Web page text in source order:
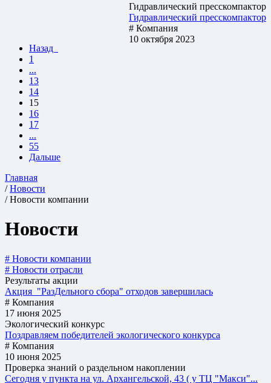
Гидравлический пресскомпактор
Гидравлический пресскомпактор
# Компания
10 октября 2023
Назад
1
...
13
14
15
16
17
...
55
Дальше
Главная
/Новости
/ Новости компании
Новости
# Новости компании
# Новости отрасли
Результаты акции
Акция "РазДельного сбора" отходов завершилась
# Компания
17 июня 2025
Экологический конкурс
Поздравляем победителей экологического конкурса
# Компания
10 июня 2025
Проверка знаний о раздельном накоплении
Сегодня у пункта на ул. Архангельской, 43 ( у ТЦ "Макси"...